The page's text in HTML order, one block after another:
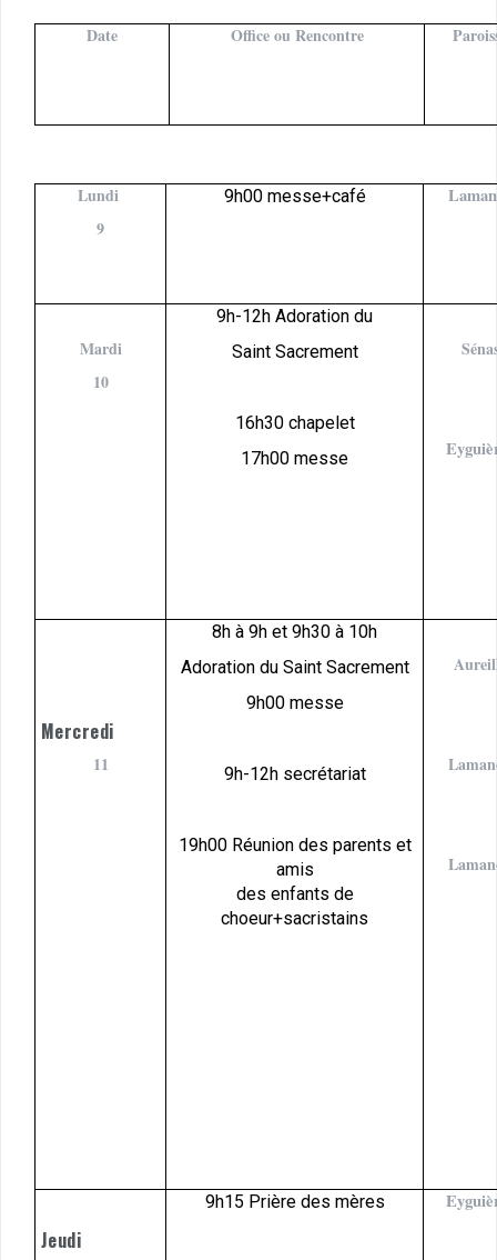
Date Office ou Rencontre
Lundi
9
9h00 messe+café
Mardi
10
9h-12h Adoration du
Saint Sacrement
16h30 chapelet
17h00 messe
Mercredi
11
8h à 9h et 9h30 à 10h
Adoration du Saint Sacrement
9h00 messe
9h-12h secrétariat
19h00 Réunion des parents et
amis
des enfants de
choeur+sacristains
Jeudi
9h15 Prière des mères